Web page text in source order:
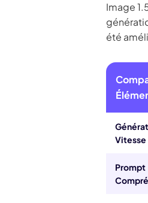
Image
été
Vitesse
Prompt